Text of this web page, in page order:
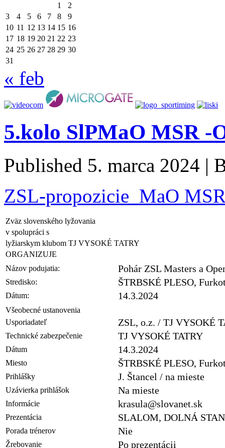
1
2
3
4 5 6 7 8
9
10 11 12 13 14 15 16
17 18 19 20 21 22 23
24 25 26 27 28 29 30
31
« feb
5.kolo SlPMaO MSR -
Published 5. marca 2024 |
ZSL-propozicie_MaO
Zväz slovenského lyžovania
v spolupráci s
lyžiarskym klubom TJ VYSOKÉ TATRY
ORGANIZUJE
Názov podujatia:
Pohár ZSL Masters a
Stredisko: ŠTRBSKÉ PLESO,
Dátum: 14.3.2024
Všeobecné ustanovenia
Usporiadateľ
ZSL, o.z. / TJ VYSOKÉ
Technické zabezpečenie TJ VYSOKÉ TATRY
Dátum 14.3.2024
Miesto ŠTRBSKÉ PLESO,
Prihlášky J. Štancel / na mieste
Uzávierka prihlášok Na mieste
Informácie krasula@slovanet.sk
Prezentácia SLALOM, DOLNÁ
Porada trénerov Nie
Žrebovanie Po prezentácii